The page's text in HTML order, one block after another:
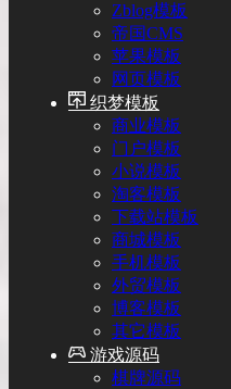
Zblog模板
帝国CMS
苹果模板
网页模板
织梦模板
商业模板
门户模板
小说模板
淘客模板
下载站模板
商城模板
手机模板
外贸模板
博客模板
其它模板
游戏源码
棋牌源码